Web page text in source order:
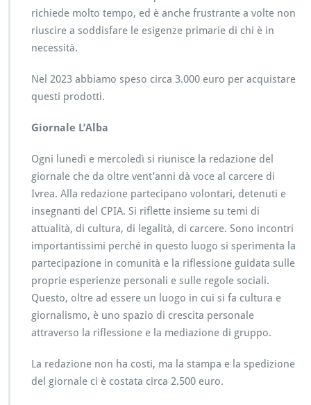
richiede molto tempo, ed è anche frustrante a volte non
riuscire a soddisfare le esigenze primarie di chi è in
necessità.
Nel 2023 abbiamo speso circa 3.000 euro per acquistare
questi prodotti.
Giornale L’Alba
Ogni lunedì e mercoledì si riunisce la redazione del
giornale che da oltre vent’anni dà voce al carcere di
Ivrea. Alla redazione partecipano volontari, detenuti e
insegnanti del CPIA. Si riflette insieme su temi di
attualità, di cultura, di legalità, di carcere. Sono incontri
importantissimi perché in questo luogo si sperimenta la
partecipazione in comunità e la riflessione guidata sulle
proprie esperienze personali e sulle regole sociali.
Questo, oltre ad essere un luogo in cui si fa cultura e
giornalismo, è uno spazio di crescita personale
attraverso la riflessione e la mediazione di gruppo.
La redazione non ha costi, ma la stampa e la spedizione
del giornale ci è costata circa 2.500 euro.